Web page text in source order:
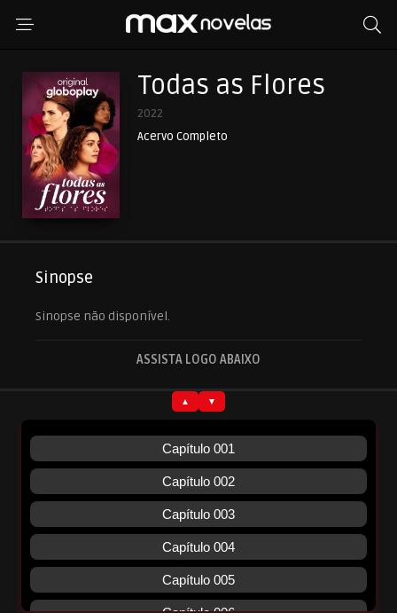
Todas as Flores
2022
Acervo Completo
Sinopse
Sinopse não disponível.
ASSISTA LOGO ABAIXO